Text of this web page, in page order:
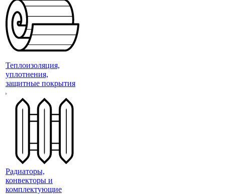
Теплоизоляция,
уплотнения,
защитные покрытия
Радиаторы,
конвекторы и
комплектующие